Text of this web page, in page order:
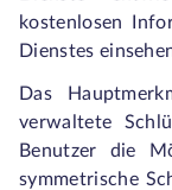
kostenlosen
Dienstes
Das
verwaltete
Benutzer die
symmetrische